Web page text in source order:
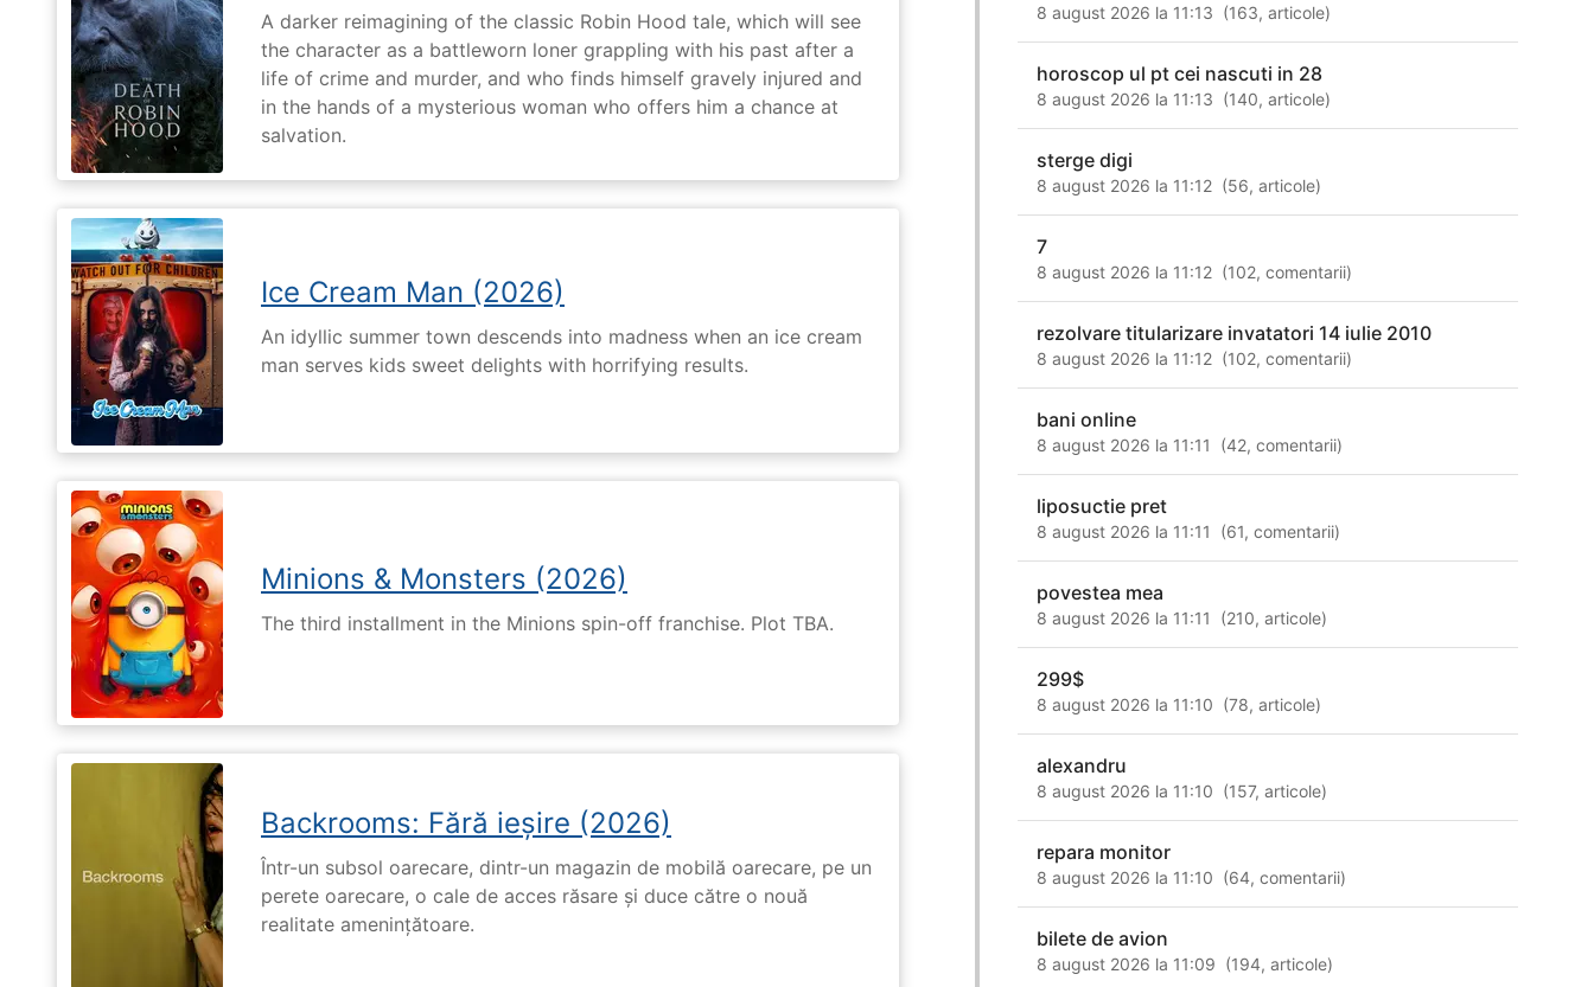
A darker reimagining of the classic Robin Hood tale, which will see
the character as a battleworn loner grappling with his past after a
life of crime and murder, and who finds himself gravely injured and
in the hands of a mysterious woman who offers him a chance at
salvation.
Ice Cream Man (2026)
An idyllic summer town descends into madness when an ice cream
man serves kids sweet delights with horrifying results.
Minions & Monsters (2026)
The third installment in the Minions spin-off franchise. Plot TBA.
Backrooms: Fără ieșire (2026)
Într-un subsol oarecare, dintr-un magazin de mobilă oarecare, pe un
perete oarecare, o cale de acces răsare și duce către o nouă
realitate amenințătoare.
8 august 2026 la 11:13 (163,articole)
horoscop ul pt cei nascuti in 28
8 august 2026 la 11:13 (140,articole)
sterge digi
8 august 2026 la 11:12 (56,articole)
7
8 august 2026 la 11:12 (102,comentarii)
rezolvare titularizare invatatori 14 iulie 2010
8 august 2026 la 11:12 (102,comentarii)
bani online
8 august 2026 la 11:11 (42,comentarii)
liposuctie pret
8 august 2026 la 11:11 (61,comentarii)
povestea mea
8 august 2026 la 11:11 (210,articole)
299$
8 august 2026 la 11:10 (78,articole)
alexandru
8 august 2026 la 11:10 (157,articole)
repara monitor
8 august 2026 la 11:10 (64,comentarii)
bilete de avion
8 august 2026 la 11:09 (194,articole)